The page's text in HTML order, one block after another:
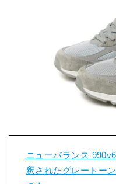
ニューバランス
釈されたグレートー